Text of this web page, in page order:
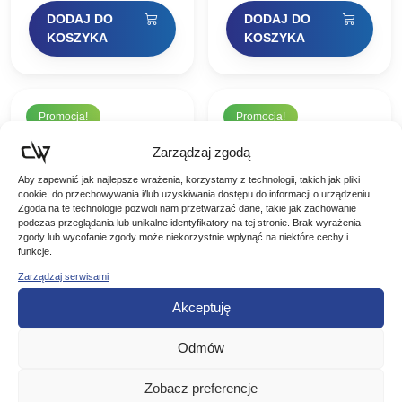
Zarządzaj zgodą
Aby zapewnić jak najlepsze wrażenia, korzystamy z technologii, takich jak pliki
cookie, do przechowywania i/lub uzyskiwania dostępu do informacji o urządzeniu.
Zgoda na te technologie pozwoli nam przetwarzać dane, takie jak zachowanie
podczas przeglądania lub unikalne identyfikatory na tej stronie. Brak wyrażenia
zgody lub wycofanie zgody może niekorzystnie wpłynąć na niektóre cechy i
funkcje.
Zarządzaj serwisami
Akceptuję
Odmów
Zobacz preferencje
cena
wynosiła:
75,00 zł.
cena
wynosi:
52,50 zł.
DODAJ DO
KOSZYKA
cena
wynosiła:
69,00 zł.
cena
wynosi:
48,30 zł.
DODAJ DO
KOSZYKA
Promocja!
Szczytówka
Ugięcie: 1,5oz Średnica:
Promocja!
Flagman
Szczytówka
1,5oz 3,5mm
Ugięcie: 1,5oz Średnica:
3,5mm
75,00